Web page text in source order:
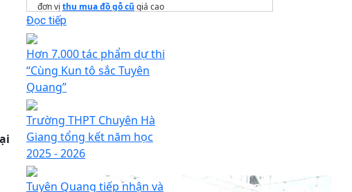
đơn vị thu mua đồ gỗ cũ giá cao
Đơn vị cung cấp giấy sơ đồchất lượng cao
menu quán cafe
Trang thông tin dự ánVinhomes Hóc Môn
Đọc tiếp
Hơn 7.000 tác phẩm dự thi
“Cùng Kun tô sắc Tuyên
Quang”
Trường THPT Chuyên Hà
Giang tổng kết năm học
2025 - 2026
Tuyên Quang tiếp nhận và